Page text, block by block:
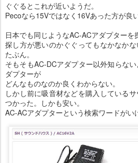
ぐぐるとこれが近いようだ。
Pecoなら15Vではなく16Vあった方が良
日本でも同じようなAC-ACアダプターを
探し方が悪いのかぐぐってもなかなかな
たぶん。
そもそもAC-DCアダプター以外知らな
ダプターが
どんなものなのか良くわからない。
しかし前に吸音材などを購入している
つかった。しかも安い。
AC-ACアダプターという検索ワードがい